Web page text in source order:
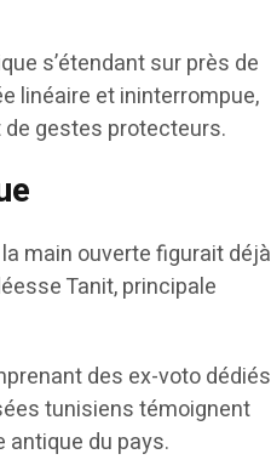
s’étendant sur près de
linéaire et ininterrompue,
gestes protecteurs.
main ouverte figurait déjà
Tanit, principale
des ex-voto dédiés
tunisiens témoignent
antique du pays.